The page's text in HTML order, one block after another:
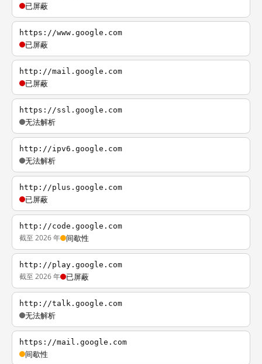
已屏蔽
https://www.google.com
已屏蔽
http://mail.google.com
已屏蔽
https://ssl.google.com
无法解析
http://ipv6.google.com
无法解析
http://plus.google.com
已屏蔽
http://code.google.com
截至 2026 年 间歇性
http://play.google.com
截至 2026 年 已屏蔽
http://talk.google.com
无法解析
https://mail.google.com
间歇性